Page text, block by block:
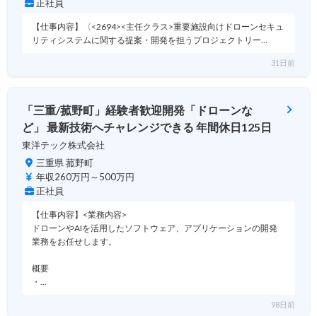
正社員
【仕事内容】〈<2694><主任クラス>重要施設向けドローンセキュ
リティシステムに関する提案・開発を担うプロジェクトリー…
31日前
「三重/菰野町」経験者歓迎開発「ドローンな
ど」 最新技術へチャレンジできる 年間休日125日
東洋テック株式会社
三重県 菰野町
年収260万円～500万円
正社員
【仕事内容】<業務内容>
ドローンやAIを活用したソフトウェア、アプリケーションの開発
業務をお任せします。
概要
・…
98日前